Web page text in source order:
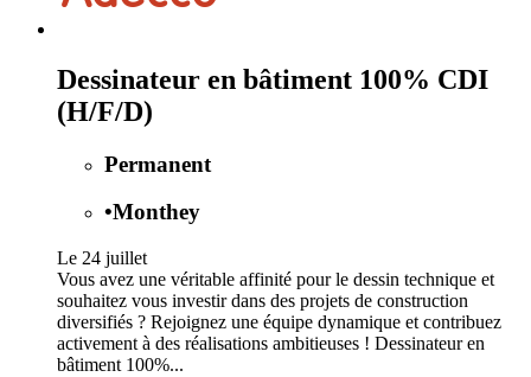
Dessinateur en bâtiment 100% CDI
(H/F/D)
Permanent
•Monthey
Le 24 juillet
Vous avez une véritable affinité pour le dessin technique et
souhaitez vous investir dans des projets de construction
diversifiés ? Rejoignez une équipe dynamique et contribuez
activement à des réalisations ambitieuses ! Dessinateur en
bâtiment 100%...